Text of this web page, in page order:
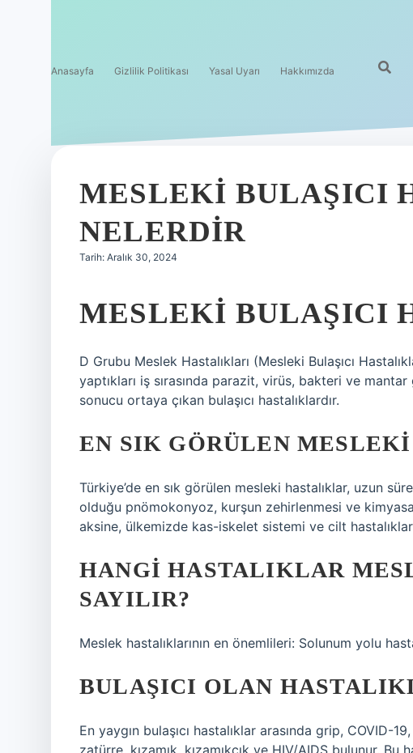
Anasayfa Gizlilik Politikası Yasal Uyarı Hakkımızda
MESLEKI BULAŞICI
NELERDIR
Tarih: Aralık 30, 2024
MESLEKI BULAŞICI
D Grubu Meslek Hastalıkları (Mesleki Bulaşıcı
yaptıkları iş sırasında parazit, virüs, bakteri ve
sonucu ortaya çıkan bulaşıcı hastalıklardır.
EN SIK GÖRÜLEN
Türkiye’de en sık görülen mesleki hastalıklar, uzun
olduğu pnömokonyoz, kurşun zehirlenmesi ve
aksine, ülkemizde kas-iskelet sistemi ve cilt
HANGI HASTALIKLAR
SAYILIR?
Meslek hastalıklarının en önemlileri: Solunum yolu
BULAŞICI OLAN
En yaygın bulaşıcı hastalıklar arasında grip, COVID-
zatürre, kızamık, kızamıkçık ve HIV/AIDS bulunur.